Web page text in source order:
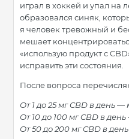
играл в хоккей и упал на
образовался синяк,
я человек тревожный и
мешает
«использую продукт с
исправить эти состояния.
После вопроса
От 1 до 25 мг CBD в день
От 10 до 100 мг CBD в
От 50 до 200 мг CBD в